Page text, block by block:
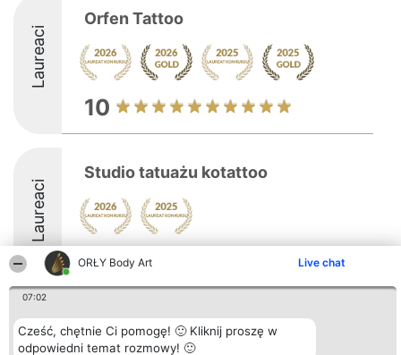
ORŁY Body Art Live chat
07:02
Cześć, chętnie Ci pomogę! 🙂 Kliknij proszę w
odpowiedni temat rozmowy! 🙂
Laureaci
Orfen Tattoo
10
Laureaci
Studio tatuażu kotattoo
8.7
Organizator plebiscytu
Bright Side Solutions sp. z o.
o. sp. k.
Plebiscyt
Laureaci
Lista
Kontakt